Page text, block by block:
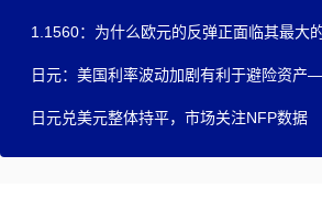
1.1560：为什么欧元的反弹正面临其最大
日元：美国利率波动加剧有利于避险资
日元兑美元整体持平，市场关注NFP数据